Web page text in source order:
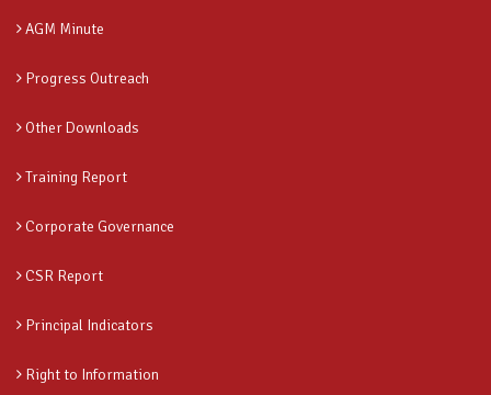
AGM Minute
Progress Outreach
Other Downloads
Training Report
Corporate Governance
CSR Report
Principal Indicators
Right to Information